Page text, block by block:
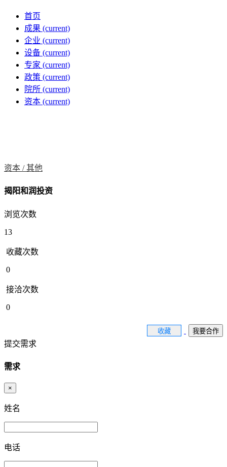
首页
成果 (current)
企业 (current)
设备 (current)
专家 (current)
政策 (current)
院所 (current)
资本 (current)
资本 /其他
揭阳和润投资
浏览次数
13
收藏次数
0
接洽次数
0
收藏 我要合作
提交需求
需求
×
姓名
电话